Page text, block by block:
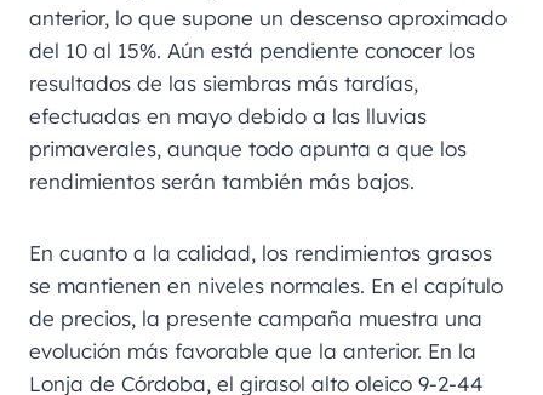
anterior, lo que supone un descenso aproximado
del 10 al 15%. Aún está pendiente conocer los
resultados de las siembras más tardías,
efectuadas en mayo debido a las lluvias
primaverales, aunque todo apunta a que los
rendimientos serán también más bajos.
En cuanto a la calidad, los rendimientos grasos
se mantienen en niveles normales. En el capítulo
de precios, la presente campaña muestra una
evolución más favorable que la anterior. En la
Lonja de Córdoba, el girasol alto oleico 9-2-44